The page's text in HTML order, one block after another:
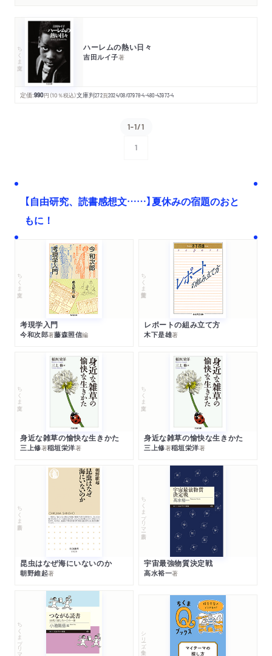
ちくま文庫 ハーレムの熱い日々
吉田ルイ子著
定価:990円 （10％税込）文庫判272頁2024/08/07978-4-480-43973-4
1-1/1
1
【自由研究、読書感想文……】夏休みの宿題のおと
もに！
ちくま文庫
考現学入門
今和次郎著藤森照信編
ちくま学芸文庫
レポートの組み立て方
木下是雄著
ちくま文庫
身近な雑草の愉快な生きかた
三上修著稲垣栄洋著
ちくま文庫
身近な雑草の愉快な生きかた
三上修著稲垣栄洋著
ちくま新書
昆虫はなぜ海にいないのか
朝野維起著
ちくまプリマー新書
宇宙最強物質決定戦
高水裕一著
ちくまプリマー新書 シリーズ・全集